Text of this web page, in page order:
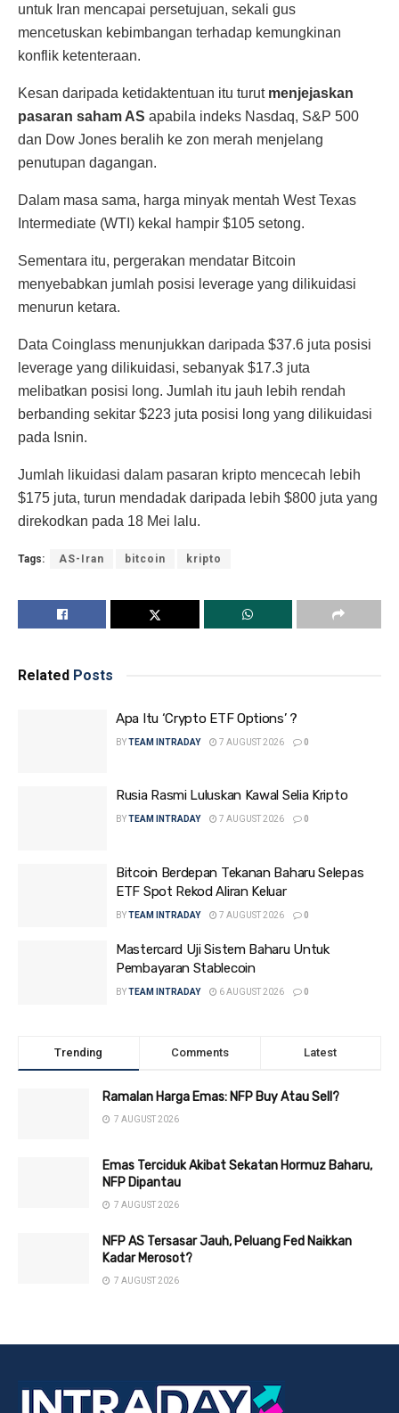
untuk Iran mencapai persetujuan, sekali gus
mencetuskan kebimbangan terhadap kemungkinan
konflik ketenteraan.
Kesan daripada ketidaktentuan itu turut menjejaskan
pasaran saham AS apabila indeks Nasdaq, S&P 500
dan Dow Jones beralih ke zon merah menjelang
penutupan dagangan.
Dalam masa sama, harga minyak mentah West Texas
Intermediate (WTI) kekal hampir $105 setong.
Sementara itu, pergerakan mendatar Bitcoin
menyebabkan jumlah posisi leverage yang dilikuidasi
menurun ketara.
Data Coinglass menunjukkan daripada $37.6 juta posisi
leverage yang dilikuidasi, sebanyak $17.3 juta
melibatkan posisi long. Jumlah itu jauh lebih rendah
berbanding sekitar $223 juta posisi long yang dilikuidasi
pada Isnin.
Jumlah likuidasi dalam pasaran kripto mencecah lebih
$175 juta, turun mendadak daripada lebih $800 juta yang
direkodkan pada 18 Mei lalu.
Tags: AS-Iran bitcoin kripto
Related Posts
Apa Itu ‘Crypto ETF Options’ ?
BYTEAM INTRADAY 7 AUGUST 2026 0
Rusia Rasmi Luluskan Kawal Selia Kripto
BYTEAM INTRADAY 7 AUGUST 2026 0
Bitcoin Berdepan Tekanan Baharu Selepas
ETF Spot Rekod Aliran Keluar
BYTEAM INTRADAY 7 AUGUST 2026 0
Mastercard Uji Sistem Baharu Untuk
Pembayaran Stablecoin
BYTEAM INTRADAY 6 AUGUST 2026 0
Trending Comments Latest
Ramalan Harga Emas: NFP Buy Atau Sell?
7 AUGUST 2026
Emas Terciduk Akibat Sekatan Hormuz Baharu,
NFP Dipantau
7 AUGUST 2026
NFP AS Tersasar Jauh, Peluang Fed Naikkan
Kadar Merosot?
7 AUGUST 2026